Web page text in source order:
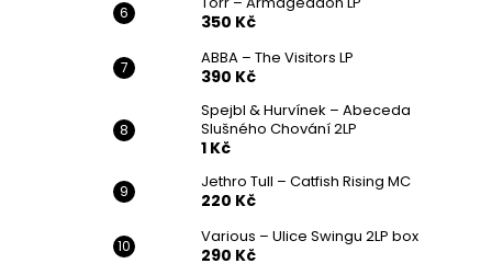
350 Kč
ABBA – The Visitors LP
390 Kč
Spejbl & Hurvínek – Abeceda
Slušného Chování 2LP
1 Kč
Jethro Tull – Catfish Rising MC
220 Kč
Various ‎– Ulice Swingu 2LP box
290 Kč